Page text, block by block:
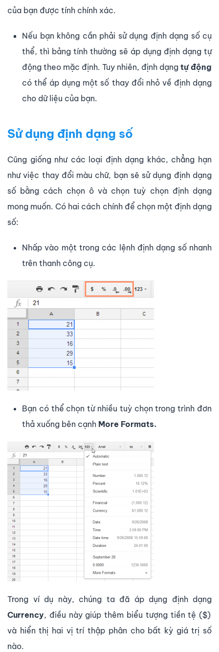
của bạn được tính chính xác.
Nếu bạn không cần phải sử dụng định dạng số cụ
thể, thì bảng tính thường sẽ áp dụng định dạng tự
động theo mặc định. Tuy nhiên, định dạng tự động
có thể áp dụng một số thay đổi nhỏ về định dạng
cho dữ liệu của bạn.
Sử dụng định dạng số
Cũng giống như các loại định dạng khác, chẳng hạn
như việc thay đổi màu chữ, bạn sẽ sử dụng định dạng
số bằng cách chọn ô và chọn tuỳ chọn định dạng
mong muốn. Có hai cách chính để chọn một định dạng
số:
Nhấp vào một trong các lệnh định dạng số nhanh
trên thanh công cụ.
Bạn có thể chọn từ nhiều tuỳ chọn trong trình đơn
thả xuống bên cạnh More Formats.
Trong ví dụ này, chúng ta đã áp dụng định dạng
Currency, điều này giúp thêm biểu tượng tiền tệ ($)
và hiển thị hai vị trí thập phân cho bất kỳ giá trị số
nào.